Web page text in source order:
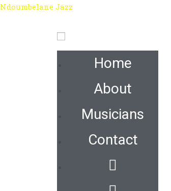
Ndoumbelane Jazz
Home
About
Musicians
Contact